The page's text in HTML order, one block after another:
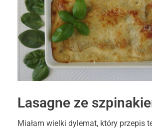
Lasagne ze
Miałam wielki dylemat, który przepis